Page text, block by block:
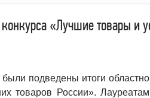
конкурса «Лучшие товары
подведены итоги
товаров России».